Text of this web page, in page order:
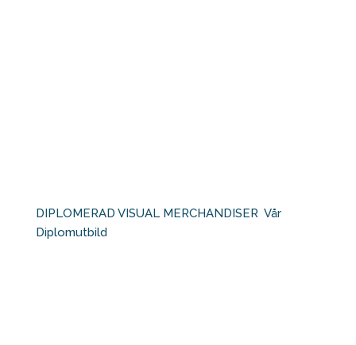
DIPLOMERAD VISUAL MERCHANDISER⁠ ⁠ Vår
Diplomutbild